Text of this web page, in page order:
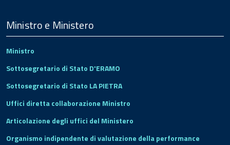
Footer
Ministro e Ministero
Ministro
Sottosegretario di Stato D'ERAMO
Sottosegretario di Stato LA PIETRA
Uffici diretta collaborazione Ministro
Articolazione degli uffici del Ministero
Organismo indipendente di valutazione della performance